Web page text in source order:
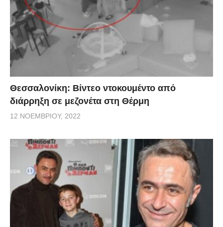
Θεσσαλονίκη: Βίντεο ντοκουμέντο από
διάρρηξη σε μεζονέτα στη Θέρμη
12 ΝΟΕΜΒΡΊΟΥ, 2022